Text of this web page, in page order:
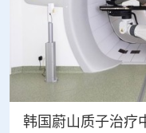
韩国蔚山质子治疗